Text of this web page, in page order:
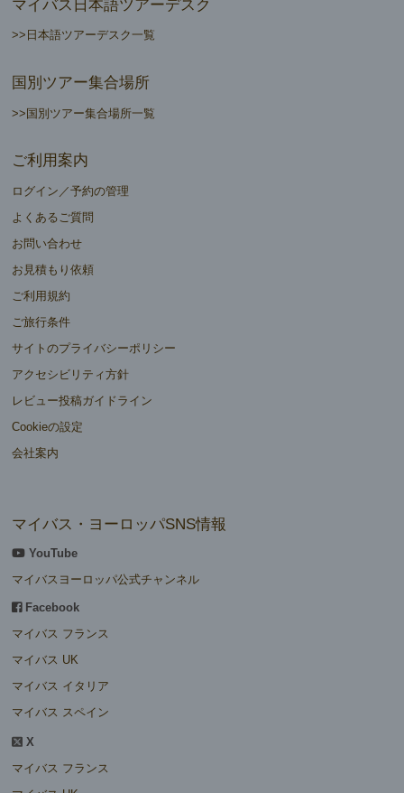
マイバス日本語ツアーデスク
>>日本語ツアーデスク一覧
国別ツアー集合場所
>>国別ツアー集合場所一覧
ご利用案内
ログイン／予約の管理
よくあるご質問
お問い合わせ
お見積もり依頼
ご利用規約
ご旅行条件
サイトのプライバシーポリシー
アクセシビリティ方針
レビュー投稿ガイドライン
Cookieの設定
会社案内
マイバス・ヨーロッパSNS情報
YouTube
マイバスヨーロッパ公式チャンネル
Facebook
マイバス フランス
マイバス UK
マイバス イタリア
マイバス スペイン
X
マイバス フランス